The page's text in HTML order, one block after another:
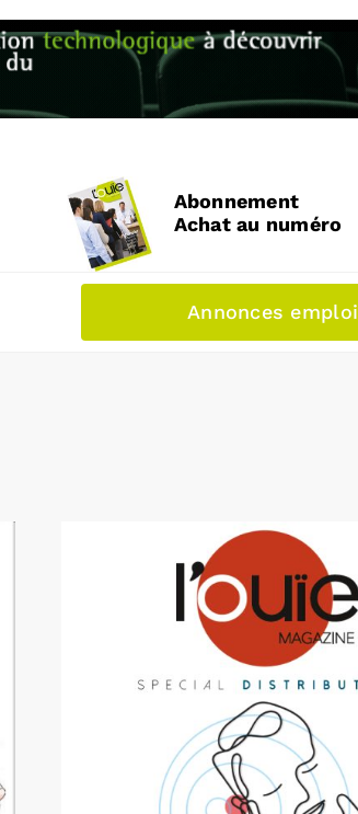
Abonnement
Achat au numéro
Annonces emploi